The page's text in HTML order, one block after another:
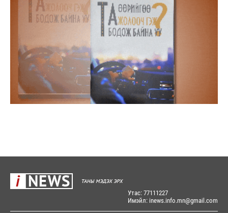
Утас: 77111227
Имэйл: inews.info.mn@gmail.com